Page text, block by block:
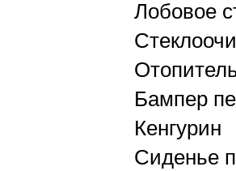
Лобовое
Бампер
Кенгурин
Сиденье